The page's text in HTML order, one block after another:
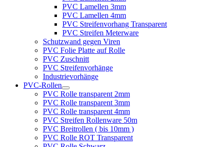
PVC Lamellen 3mm
PVC Lamellen 4mm
PVC Streifenvorhang Transparent
PVC Streifen Meterware
Schutzwand gegen Viren
PVC Folie Platte auf Rolle
PVC Zuschnitt
PVC Streifenvorhänge
Industrievorhänge
PVC-Rollen
PVC Rolle transparent 2mm
PVC Rolle transparent 3mm
PVC Rolle transparent 4mm
PVC Streifen Rollenware 50m
PVC Breitrollen ( bis 10mm )
PVC Rolle ROT Transparent